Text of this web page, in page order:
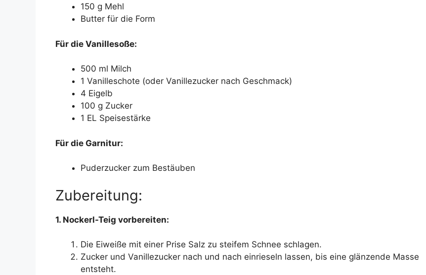
150 g Mehl
Butter für die Form
Für die Vanillesoße:
500 ml Milch
1 Vanilleschote (oder Vanillezucker nach Geschmack)
4 Eigelb
100 g Zucker
1 EL Speisestärke
Für die Garnitur:
Puderzucker zum Bestäuben
Zubereitung:
1. Nockerl-Teig vorbereiten:
Die Eiweiße mit einer Prise Salz zu steifem Schnee schlagen.
Zucker und Vanillezucker nach und nach einrieseln lassen, bis eine glänzende Masse
entsteht.